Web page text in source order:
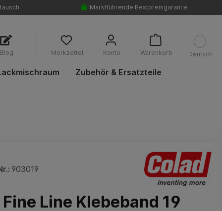
Marktführende Bestpreisgarantie
Blog Merkzettel Konto Warenkorb Deutsch
Zubehör & Ersatzteile
903019
Line Klebeband 19